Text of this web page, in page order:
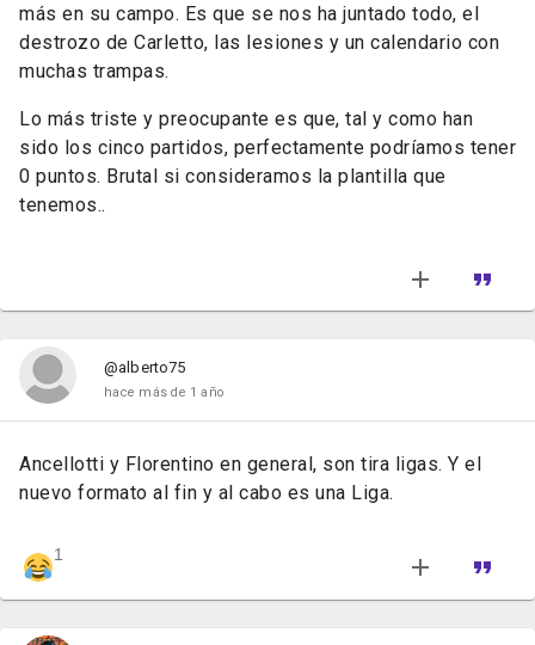
más en su campo. Es que se nos ha juntado todo, el
destrozo de Carletto, las lesiones y un calendario con
muchas trampas.
Lo más triste y preocupante es que, tal y como han
sido los cinco partidos, perfectamente podríamos tener
0 puntos. Brutal si consideramos la plantilla que
tenemos..
@alberto75
hace más de 1 año
Ancellotti y Florentino en general, son tira ligas. Y el
nuevo formato al fin y al cabo es una Liga.
1